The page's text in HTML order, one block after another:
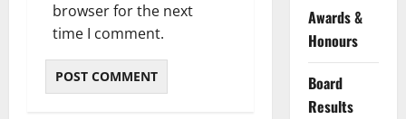
browser for the next
time I comment.
Awards &
Honours
Board
Results